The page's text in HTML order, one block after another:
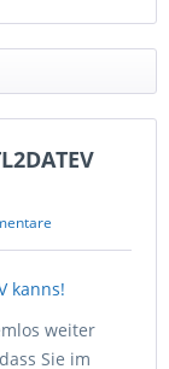
weiter
Sie im